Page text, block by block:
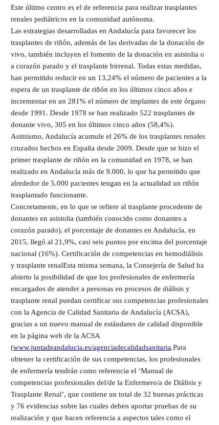
Este último centro es el de referencia para realizar trasplantes
renales pediátricos en la comunidad autónoma.
Las estrategias desarrolladas en Andalucía para favorecer los
trasplantes de riñón, además de las derivadas de la donación de
vivo, también incluyen el fomento de la donación en asistolia o
a corazón parado y el trasplante birrenal. Todas estas medidas,
han permitido reducir en un 13,24% el número de pacientes a la
espera de un trasplante de riñón en los últimos cinco años e
incrementar en un 281% el número de implantes de este órgano
desde 1991. Desde 1978 se han realizado 522 trasplantes de
donante vivo, 305 en los últimos cinco años (58,4%).
Asimismo, Andalucía acumule el 26% de los trasplantes renales
cruzados hechos en España desde 2009. Desde que se hizo el
primer trasplante de riñón en la comunidad en 1978, se han
realizado en Andalucía más de 9.000, lo que ha permitido que
alrededor de 5.000 pacientes tengan en la actualidad un riñón
trasplantado funcionante.
Concretamente, en lo que se refiere al trasplante procedente de
donantes en asistolia (también conocido como donantes a
corazón parado), el porcentaje de donantes en Andalucía, en
2015, llegó al 21,9%, casi seis puntos por encima del porcentaje
nacional (16%). Certificación de competencias en hemodiálisis
y trasplante renalEsta misma semana, la Consejería de Salud ha
abierto la posibilidad de que los profesionales de enfermería
encargados de atender a personas en procesos de diálisis y
trasplante renal puedan certificar sus competencias profesionales
con la Agencia de Calidad Sanitaria de Andalucía (ACSA),
gracias a un nuevo manual de estándares de calidad disponible
en la página web de la ACSA
(www.juntadeandalucia.es/agenciadecalidadsanitaria.Para
obtener la certificación de sus competencias, los profesionales
de enfermería tendrán como referencia el ‘Manual de
competencias profesionales del/de la Enfermero/a de Diálisis y
Trasplante Renal’, que contiene un total de 32 buenas prácticas
y 76 evidencias sobre las cuales deben aportar pruebas de su
realización y que hacen referencia a aspectos tales como el